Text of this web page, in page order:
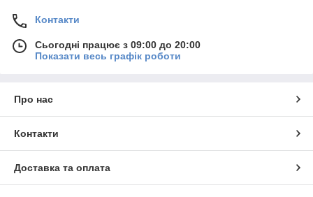
Контакти
Сьогодні працює з 09:00 до 20:00
Показати весь графік роботи
Про нас
Контакти
Доставка та оплата